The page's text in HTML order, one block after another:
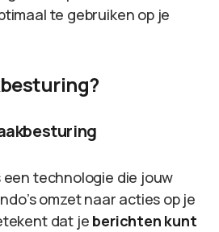
te gebruiken op je
technologie die jouw
omzet naar acties op je
dat je berichten kunt